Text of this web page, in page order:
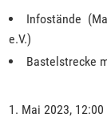
Infostände
e.V.)
Bastelstrecke
1. Mai 2023,